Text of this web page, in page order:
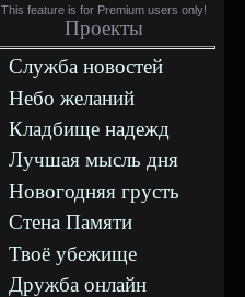
This feature is for Premium users only!
Проекты
Служба новостей
Небо желаний
Кладбище надежд
Лучшая мысль дня
Новогодняя грусть
Стена Памяти
Твоё убежище
Дружба онлайн